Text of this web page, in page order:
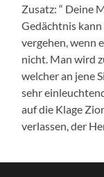
Zusatz: “ Deine
Gedächtnis
vergehen, wenn
nicht. Man wird
welcher an jene
sehr
auf die Klage
verlassen, der